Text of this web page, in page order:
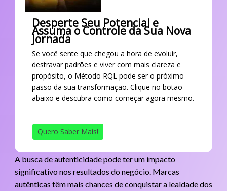
Desperte Seu Potencial e
Assuma o Controle da Sua Nova
Jornada
Se você sente que chegou a hora de evoluir,
destravar padrões e viver com mais clareza e
propósito, o Método RQL pode ser o próximo
passo da sua transformação. Clique no botão
abaixo e descubra como começar agora mesmo.
Quero Saber Mais!
A busca de autenticidade pode ter um impacto
significativo nos resultados do negócio. Marcas
autênticas têm mais chances de conquistar a lealdade dos